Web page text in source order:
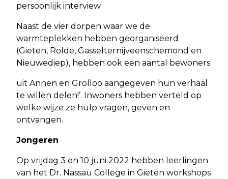
persoonlijk interview.
Naast de vier dorpen waar we de
warmteplekken hebben georganiseerd
(Gieten, Rolde, Gasselternijveenschemond en
Nieuwediep), hebben ook een aantal bewoners
uit Annen en Grolloo aangegeven hun verhaal
te willen delen!’. Inwoners hebben verteld op
welke wijze ze hulp vragen, geven en
ontvangen.
Jongeren
Op vrijdag 3 en 10 juni 2022 hebben leerlingen
van het Dr. Nassau College in Gieten workshops